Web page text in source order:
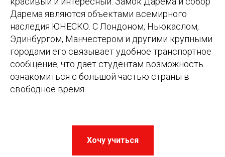
Дарема являются объектами всемирного
наследия ЮНЕСКО. С Лондоном, Ньюкаслом,
Эдинбургом, Манчестером и другими крупными
городами его связывает удобное транспортное
сообщение, что дает студентам возможность
ознакомиться с большой частью страны в
свободное время.
Хочу учиться